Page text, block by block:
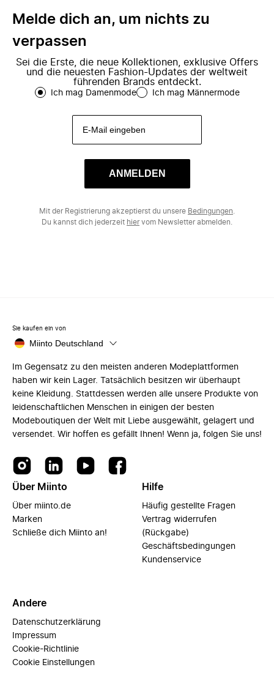
Melde dich an, um nichts zu
verpassen
Sei die Erste, die neue Kollektionen, exklusive Offers
und die neuesten Fashion-Updates der weltweit
führenden Brands entdeckt.
Ich mag Damenmode Ich mag Männermode
ANMELDEN
Mit der Registrierung akzeptierst du unsere Bedingungen
Du kannst dich jederzeit hiervom Newsletter abmelden.
Sie kaufen ein von
Miinto Deutschland
Im Gegensatz zu den meisten anderen Modeplattformen
haben wir kein Lager. Tatsächlich besitzen wir überhaupt
keine Kleidung. Stattdessen werden alle unsere Produkte von
leidenschaftlichen Menschen in einigen der besten
Modeboutiquen der Welt mit Liebe ausgewählt, gelagert und
versendet. Wir hoffen es gefällt Ihnen! Wenn ja, folgen Sie uns!
Über Miinto
Über miinto.de
Marken
Schließe dich Miinto an!
Hilfe
Häufig gestellte Fragen
Vertrag widerrufen
(Rückgabe)
Geschäftsbedingungen
Kundenservice
Andere
Datenschutzerklärung
Impressum
Cookie-Richtlinie
Cookie Einstellungen